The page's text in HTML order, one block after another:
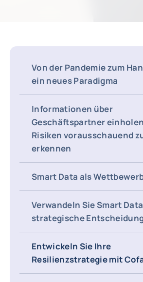
Von der Pandemie zum
ein neues Paradigma
Informationen über
Geschäftspartner
Risiken vorausschauend
erkennen
Smart Data als
Verwandeln Sie Smart
strategische
Entwickeln Sie Ihre
Resilienzstrategie mit